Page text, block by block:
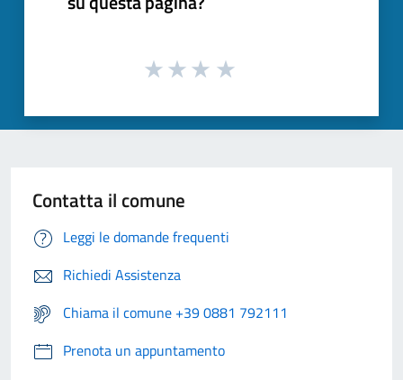
Contatta il comune
Leggi le domande frequenti
Richiedi Assistenza
Chiama il comune +39 0881 792111
Prenota un appuntamento